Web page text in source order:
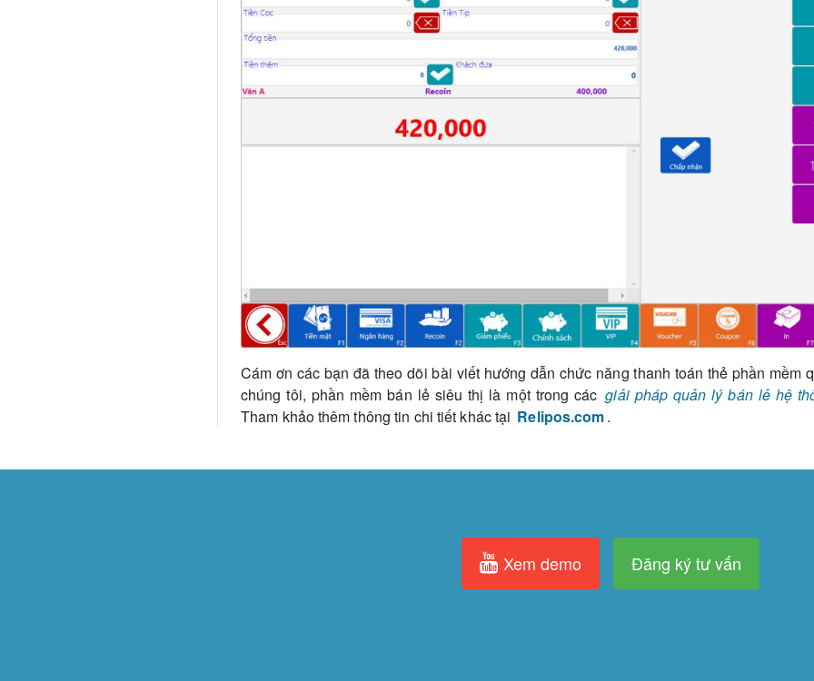
Cám ơn các bạn đã theo dõi bài viết hướng dẫn chức năng thanh toán thẻ phần mềm
chúng tôi, phần mềm bán lẻ siêu thị là một trong các giải pháp quản lý bán lẻ hệ
Tham khảo thêm thông tin chi tiết khác tại Relipos.com.
Xem demo Đăng ký tư vấn